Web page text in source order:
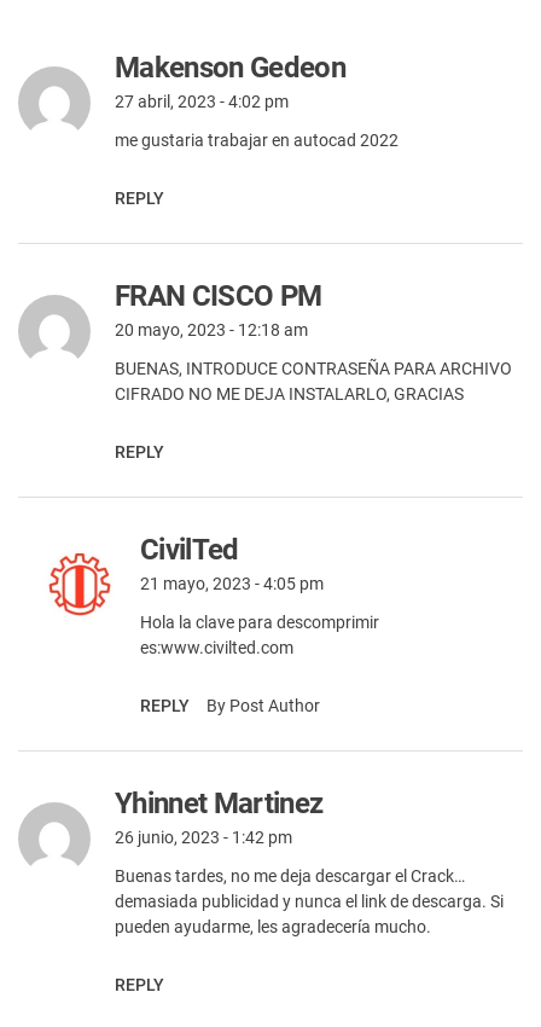
Makenson Gedeon
27 abril, 2023 - 4:02 pm
me gustaria trabajar en autocad 2022
REPLY
FRAN CISCO PM
20 mayo, 2023 - 12:18 am
BUENAS, INTRODUCE CONTRASEÑA PARA ARCHIVO
CIFRADO NO ME DEJA INSTALARLO, GRACIAS
REPLY
CivilTed
21 mayo, 2023 - 4:05 pm
Hola la clave para descomprimir
es:www.civilted.com
REPLY By Post Author
Yhinnet Martinez
26 junio, 2023 - 1:42 pm
Buenas tardes, no me deja descargar el Crack…
demasiada publicidad y nunca el link de descarga. Si
pueden ayudarme, les agradecería mucho.
REPLY